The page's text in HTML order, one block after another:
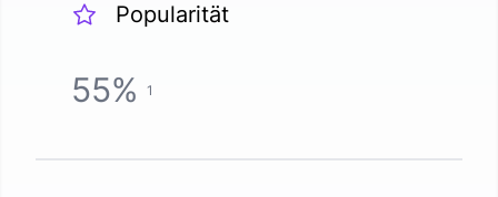
Popularität
55% 1